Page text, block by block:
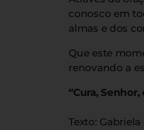
conosco em
almas e dos
Que este
renovando a
“Cura,
Texto: